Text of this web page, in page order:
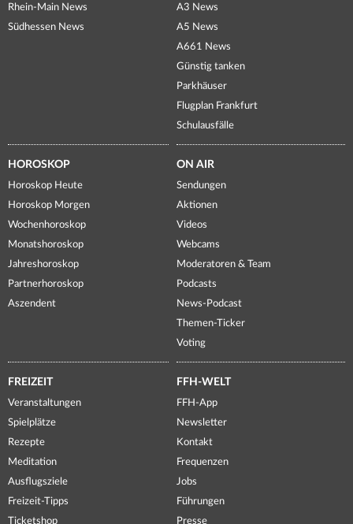
Rhein-Main News
Südhessen News
A3 News
A5 News
A661 News
Günstig tanken
Parkhäuser
Flugplan Frankfurt
Schulausfälle
HOROSKOP
Horoskop Heute
Horoskop Morgen
Wochenhoroskop
Monatshoroskop
Jahreshoroskop
Partnerhoroskop
Aszendent
ON AIR
Sendungen
Aktionen
Videos
Webcams
Moderatoren & Team
Podcasts
News-Podcast
Themen-Ticker
Voting
FREIZEIT
Veranstaltungen
Spielplätze
Rezepte
Meditation
Ausflugsziele
Freizeit-Tipps
Ticketshop
FFH-WELT
FFH-App
Newsletter
Kontakt
Frequenzen
Jobs
Führungen
Presse